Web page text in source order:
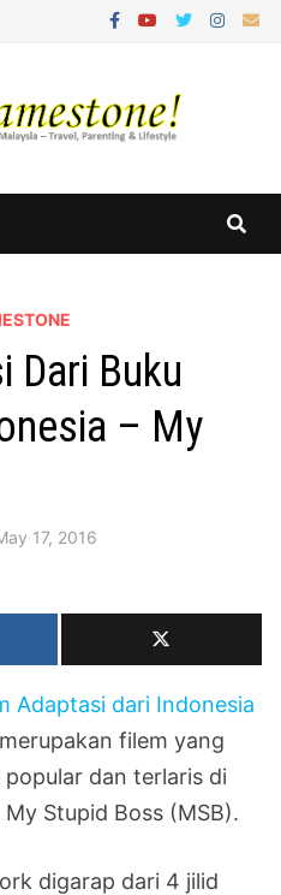
Dari Buku
– My
17, 2016
filem yang
dan terlaris di
Stupid Boss (MSB).
digarap dari 4 jilid